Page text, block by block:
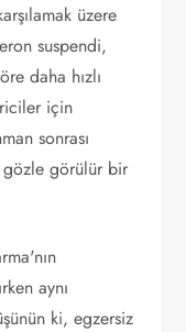
üzere
suspendi,
daha hızlı
için
sonrası
gözle görülür bir
aynı
ki, egzersiz